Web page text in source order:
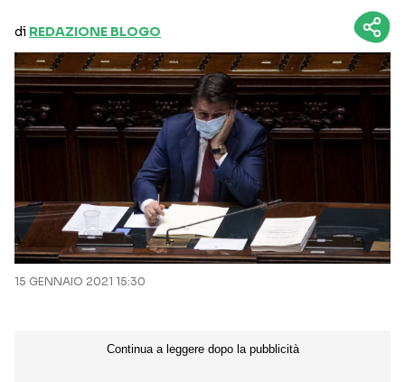
di REDAZIONE BLOGO
15 GENNAIO 2021 15:30